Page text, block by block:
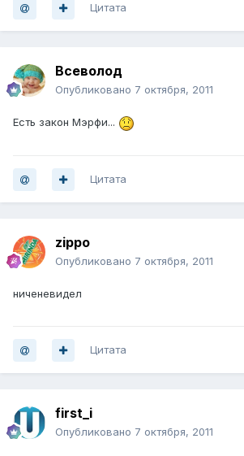
Цитата
Всеволод
Опубликовано 7 октября, 2011
Есть закон Мэрфи...
Цитата
zippo
Опубликовано 7 октября, 2011
ниченевидел
Цитата
first_i
Опубликовано 7 октября, 2011